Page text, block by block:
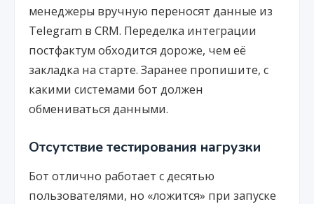
менеджеры вручную переносят данные из
Telegram в CRM. Переделка интеграции
постфактум обходится дороже, чем её
закладка на старте. Заранее пропишите, с
какими системами бот должен
обмениваться данными.
Отсутствие тестирования нагрузки
Бот отлично работает с десятью
пользователями, но «ложится» при запуске